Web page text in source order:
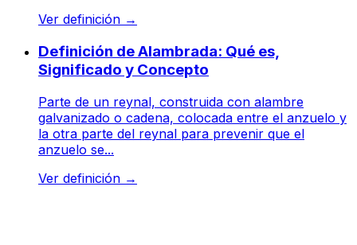
Ver definición →
Definición de Alambrada: Qué es,
Significado y Concepto
Parte de un reynal, construida con alambre
galvanizado o cadena, colocada entre el anzuelo y
la otra parte del reynal para prevenir que el
anzuelo se...
Ver definición →